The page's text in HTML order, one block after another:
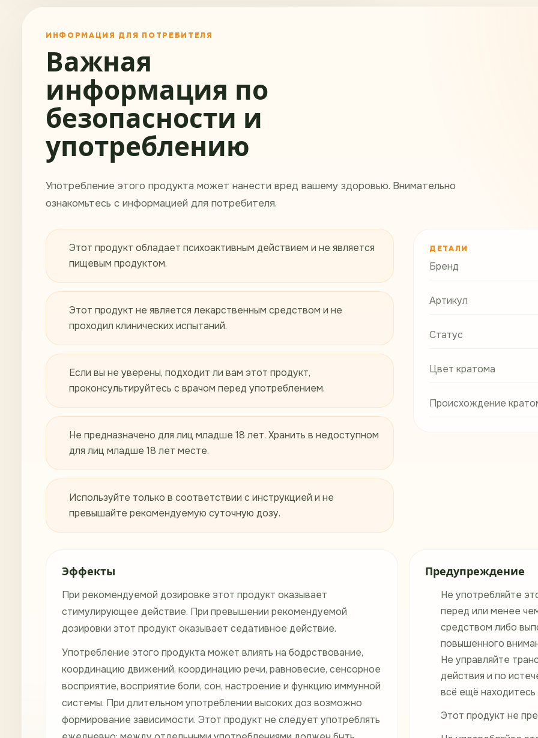
ИНФОРМАЦИЯ ДЛЯ ПОТРЕБИТЕЛЯ
Важная
информация по
безопасности и
употреблению
Употребление этого продукта может нанести вред вашему здоровью. Внимательно
ознакомьтесь с информацией для потребителя.
Этот продукт обладает психоактивным действием и не является
пищевым продуктом.
Этот продукт не является лекарственным средством и не
проходил клинических испытаний.
Если вы не уверены, подходит ли вам этот продукт,
проконсультируйтесь с врачом перед употреблением.
Не предназначено для лиц младше 18 лет. Хранить в недоступном
для лиц младше 18 лет месте.
Используйте только в соответствии с инструкцией и не
превышайте рекомендуемую суточную дозу.
ДЕТАЛИ
Бренд
Артикул
Статус
Цвет кратома
Происхождение
Эффекты
При рекомендуемой дозировке этот продукт оказывает
стимулирующее действие. При превышении рекомендуемой
дозировки этот продукт оказывает седативное действие.
Употребление этого продукта может влиять на бодрствование,
координацию движений, координацию речи, равновесие, сенсорное
восприятие, восприятие боли, сон, настроение и функцию иммунной
системы. При длительном употреблении высоких доз возможно
формирование зависимости. Этот продукт не следует употреблять
Предупреждение
Не употребляйте
перед или менее
средством либо
повышенного
Не управляйте
действия и по
всё ещё
Этот продукт не